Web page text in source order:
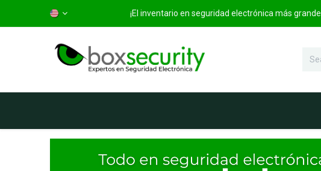
¡El inventario en seguridad electrónica más grande